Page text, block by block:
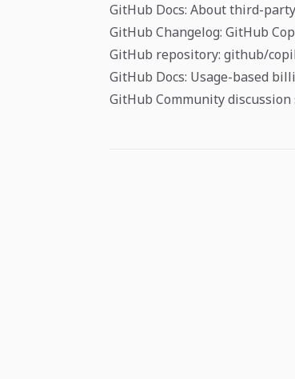
GitHub Docs: About third-
GitHub Changelog: GitHub
GitHub repository: github/
GitHub Docs: Usage-based
GitHub Community